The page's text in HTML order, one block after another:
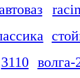
3110 волга-